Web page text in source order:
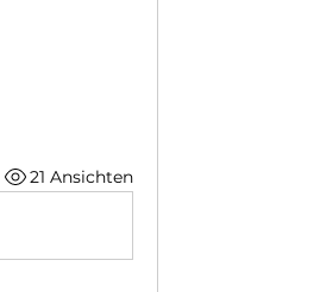
21 Ansichten